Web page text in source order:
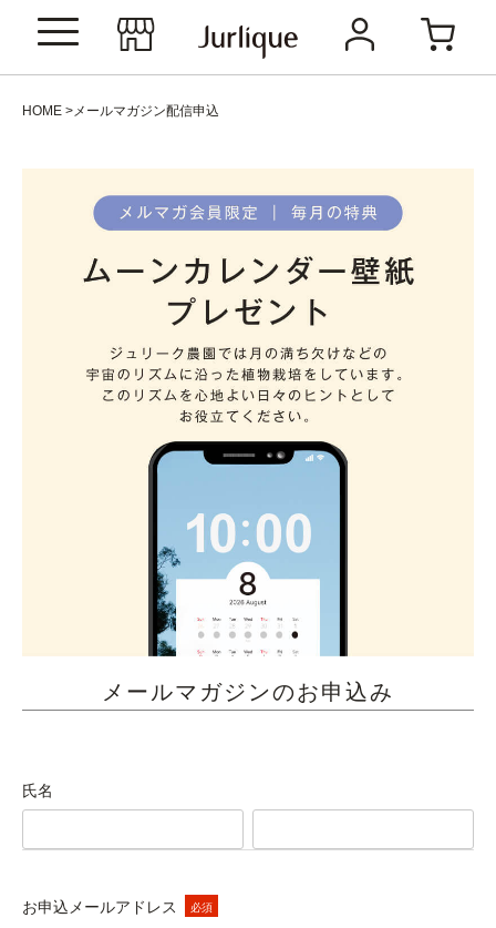
HOME メールマガジン配信申込
メールマガジンのお申込み
氏名
お申込メールアドレス
(必